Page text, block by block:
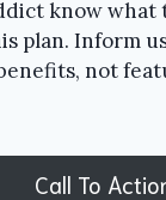
know what
plan. Inform
not
Call To